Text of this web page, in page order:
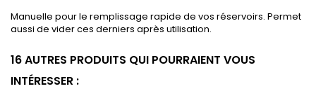
Manuelle pour le remplissage rapide de vos réservoirs. Permet
aussi de vider ces derniers après utilisation.
16 AUTRES PRODUITS QUI POURRAIENT VOUS
INTÉRESSER :